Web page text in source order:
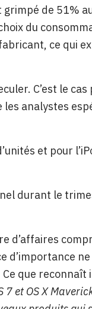
de 51%
du
ce qui
C’est le cas
analystes
et pour
durant le
d’affaires
d’importance
que reconnaît
et OS X